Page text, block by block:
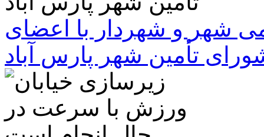
شهر و شهردار با اعضای
تأمین شهر پارس آباد